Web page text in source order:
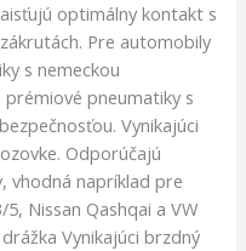
optimálny kontakt s
Pre automobily
s nemeckou
pneumatiky s
Vynikajúci
Odporúčajú
vhodná napríklad pre
Nissan Qashqai a VW
Vynikajúci brzdný